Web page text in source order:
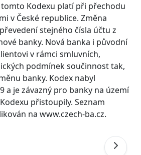
Kodexu platí při přechodu
v České republice. Změna
stejného čísla účtu z
banky. Nová banka i původní
v rámci smluvních,
podmínek součinnost tak,
banky. Kodex nabyl
a je závazný pro banky na území
přistoupily. Seznam
na www.czech-ba.cz.